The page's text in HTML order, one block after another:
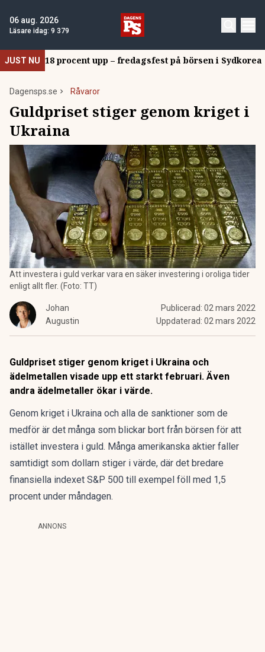
06 aug. 2026
Läsare idag: 9 379
JUST NU 18 procent upp – fredagsfest på börsen i Sydkorea
Dagensps.se Råvaror
Guldpriset stiger genom kriget i
Ukraina
Att investera i guld verkar vara en säker investering i oroliga tider
enligt allt fler. (Foto: TT)
Johan
Augustin
Publicerad: 02 mars 2022
Uppdaterad: 02 mars 2022
Guldpriset stiger genom kriget i Ukraina och
ädelmetallen visade upp ett starkt februari. Även
andra ädelmetaller ökar i värde.
Genom kriget i Ukraina och alla de sanktioner som de
medför är det många som blickar bort från börsen för att
istället investera i guld. Många amerikanska aktier faller
samtidigt som dollarn stiger i värde, där det bredare
finansiella indexet S&P 500 till exempel föll med 1,5
procent under måndagen.
ANNONS